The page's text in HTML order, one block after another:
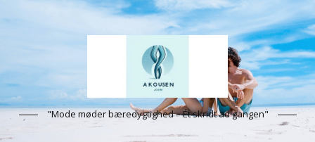
"Mode møder bæredygtighed – Ét skridt ad gangen"